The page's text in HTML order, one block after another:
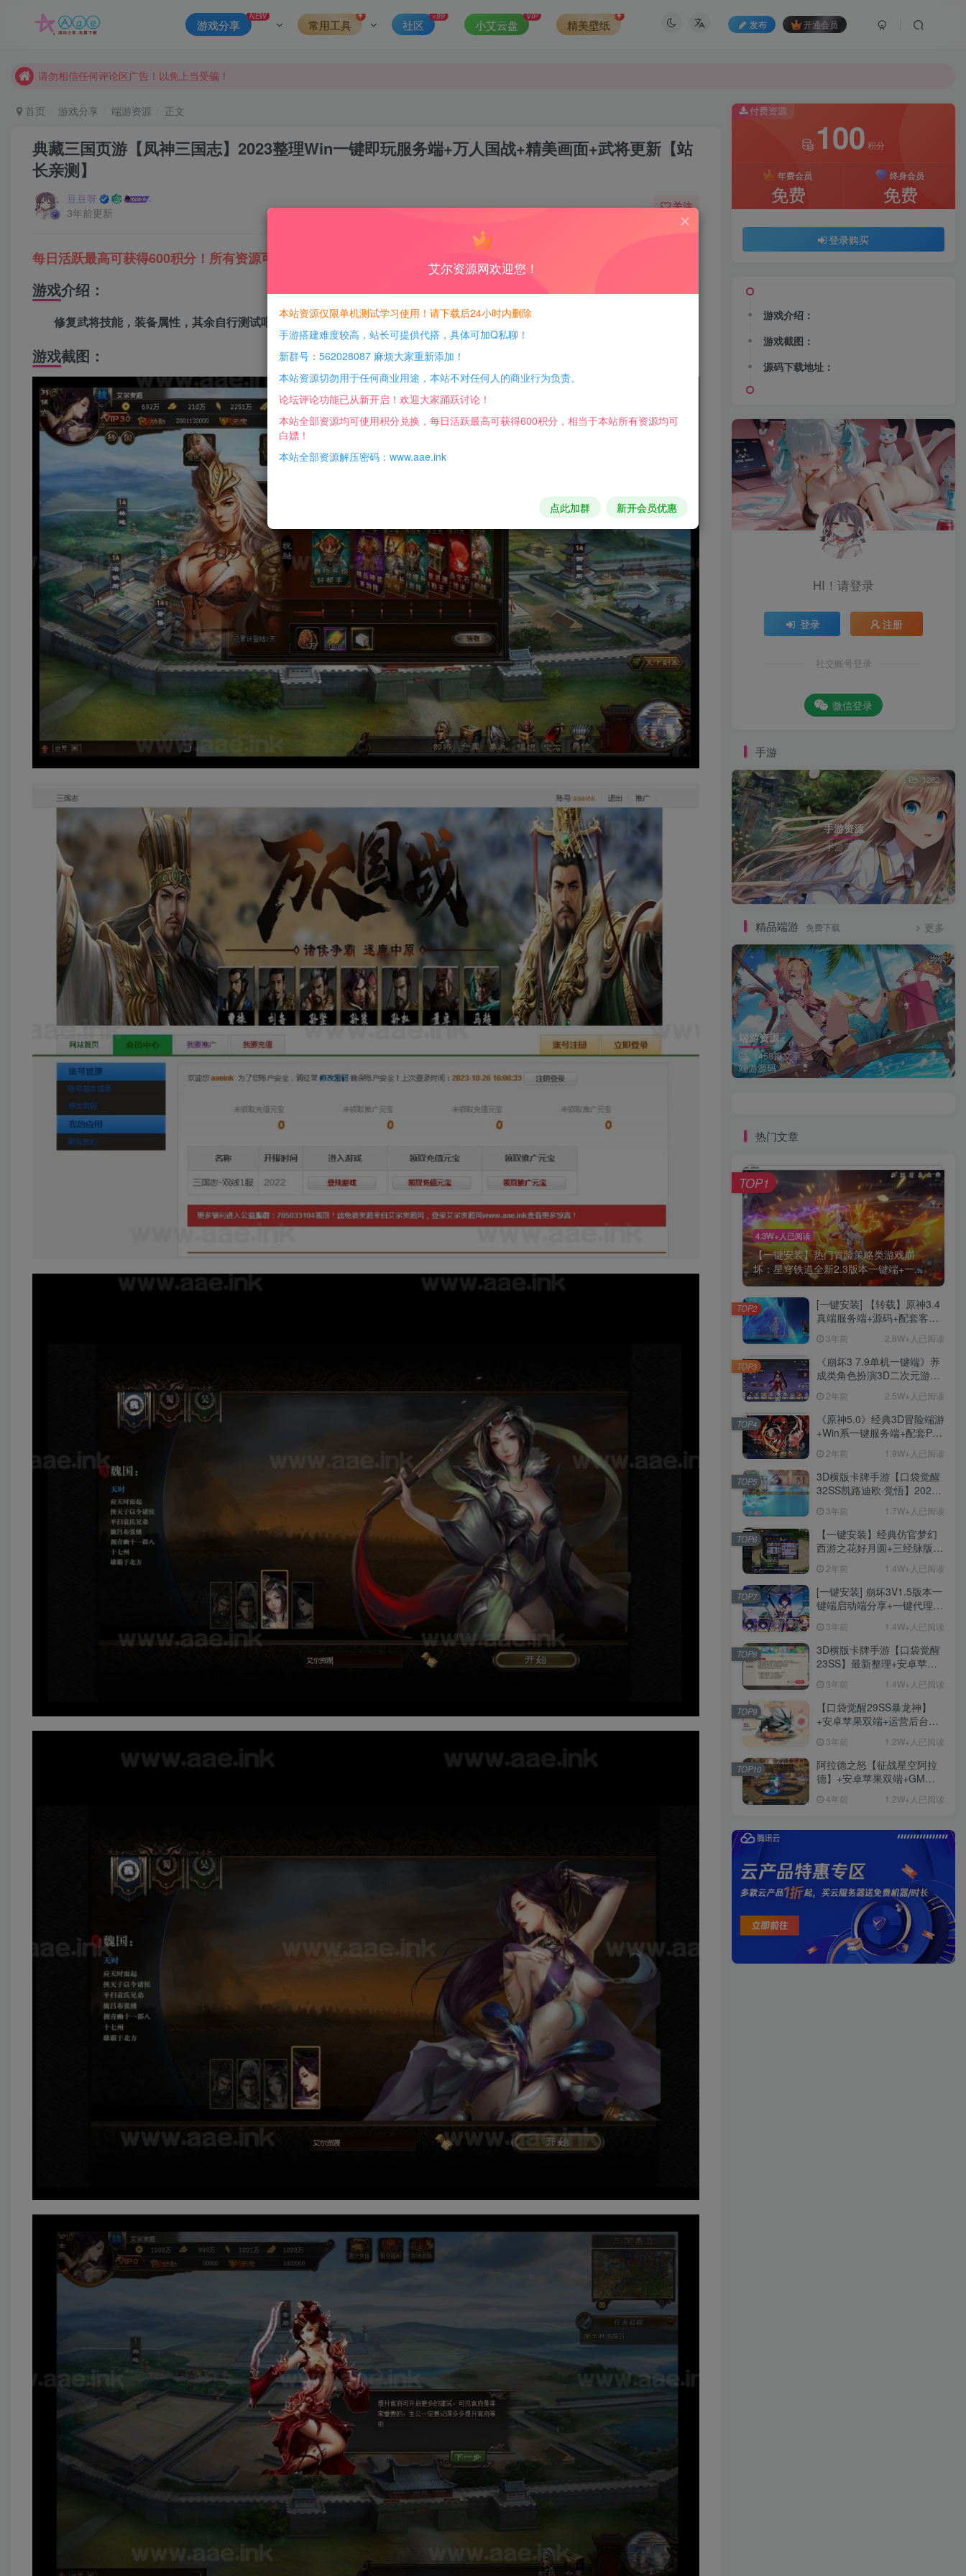
发布 开通会员
游戏分享
NEW
常用工具 社区
+99
小艾云盘
VIP
精美壁纸
现在赞助会员享受专属折扣，详情点击此条公告。
本网站的文章部分内容可能来源于网络，仅供大家学习与参考，如有侵权，请联系站长QQ466107887进行删除处理。
首页 游戏分享 端游资源 正文
典藏三国页游【凤神三国志】2023整理Win一键即玩服务端+万人国战+精美画面+武将更新【站
长亲测】
豆豆呀
3年前更新
关注
每日活跃最高可获得600积分！所有资源可以使用积分免费兑换！
游戏介绍：
修复武将技能，装备属性，其余自行测试吧！
游戏截图：
付费资源
100 积分
年费会员
免费
终身会员
免费
登录购买
游戏介绍：
游戏截图：
源码下载地址：
HI！请登录
登录 注册
社交账号登录
微信登录
手游
手游资源
手游源码
1282
精品端游 免费下载 更多
端游资源
1458篇文章
端游源码
热门文章
4.3W+人已阅读
【一键安装】热门冒险策略类游戏崩
坏：星穹铁道全新2.3版本一键端+一...
TOP1
[一键安装] 【转载】原神3.4
真端服务端+源码+配套客户
说明文件
3年前 2.8W+人已阅读
TOP2
《崩坏3 7.9单机一键端》养
成类角色扮演3D二次元游
用、无限资源、附带保姆级
安装教程
2年前 2.5W+人已阅读
TOP3
《原神5.0》经典3D冒险端游
+Win系一键服务端+配套PC
池文件
2年前 1.9W+人已阅读
TOP4
3D横版卡牌手游【口袋觉醒
32SS凯路迪欧·觉悟】2023
+支付对接+安卓苹果双端+运
营后台+GM授权后台+代理
后台
3年前 1.7W+人已阅读
TOP5
【一键安装】经典仿官梦幻
西游之花好月圆+三经脉版本
卡+剧情活动+视频搭建及其
他修改资料
2年前 1.4W+人已阅读
TOP6
[一键安装] 崩坏3V1.5版本一
键端启动端分享+一键代理
ID+详细指令+极简一键修改
3年前 1.4W+人已阅读
TOP7
3D横版卡牌手游【口袋觉醒
23SS】最新整理+安卓苹果
细搭建教程
3年前 1.4W+人已阅读
TOP8
【口袋觉醒29SS暴龙神】
+安卓苹果双端+运营后台
端 3年前 1.2W+人已阅读
TOP9
阿拉德之怒【征战星空阿拉
德】+安卓苹果双端+GM授
+详细教程
4年前 1.2W+人已阅读
TOP10
艾尔资源网欢迎您！
本站资源仅限单机测试学习使用！请下载后24小时内删除
手游搭建难度较高，站长可提供代搭，具体可加Q私聊！
新群号：562028087 麻烦大家重新添加！
本站资源切勿用于任何商业用途，本站不对任何人的商业行为负责。
论坛评论功能已从新开启！欢迎大家踊跃讨论！
本站全部资源均可使用积分兑换，每日活跃最高可获得600积分，相当于本站所有资源均可
白嫖！
本站全部资源解压密码：www.aae.ink
点此加群 新开会员优惠